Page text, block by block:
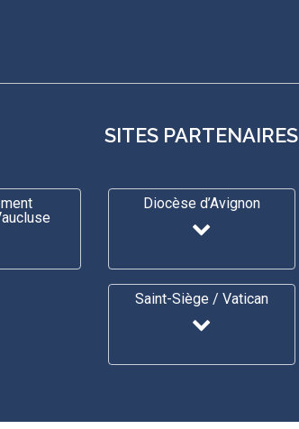
SITES PARTENAIRES
Diocèse d’Avignon
Saint-Siège / Vatican